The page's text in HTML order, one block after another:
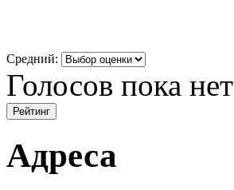
Средний:
Голосов пока нет
Адреса